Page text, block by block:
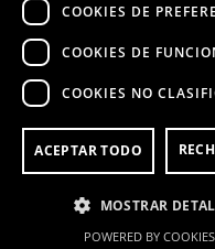
Últimas noticias
Contacto
© 2026 Octubre |
COOKIES DE
COOKIES DE
COOKIES NO
ACEPTAR TODO
MOSTRAR
POWERED BY